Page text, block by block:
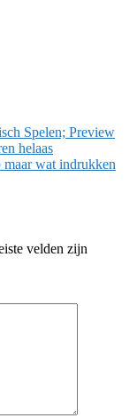
Spelen; Preview
helaas
wat indrukken
velden zijn